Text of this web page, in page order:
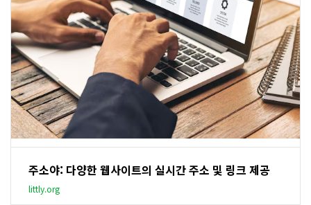
주소야: 다양한 웹사이트의 실시간 주소 및 링크 제공
littly.org